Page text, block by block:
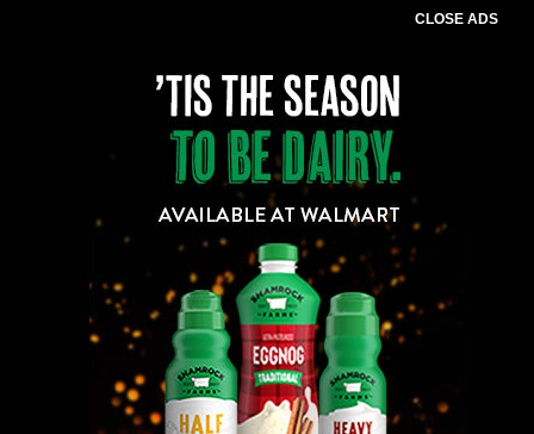
CLOSE ADS